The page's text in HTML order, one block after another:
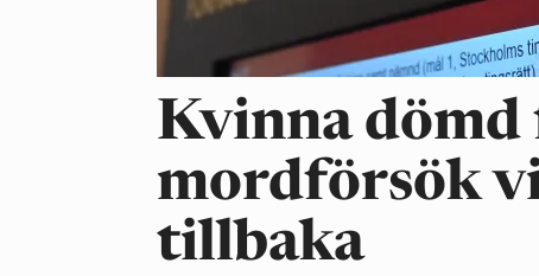
Kvinna dömd
mordförsök
tillbaka